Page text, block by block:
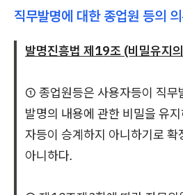
직무발명에 대한 종업원 등의
발명진흥법 제19조 (비밀유지
① 종업원등은 사용자등이 직무
발명의 내용에 관한 비밀을 유
자등이 승계하지 아니하기로 확
아니하다.